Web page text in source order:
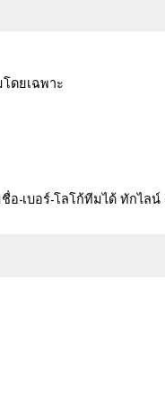
ดยเฉพาะ
เบอร์-โลโก้ทีมได้ ทักไลน์